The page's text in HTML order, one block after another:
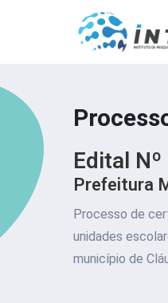
Edital
Prefeitura
Processo de
unidades
município de